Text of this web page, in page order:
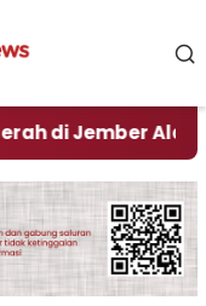
Jember Alami Krisi